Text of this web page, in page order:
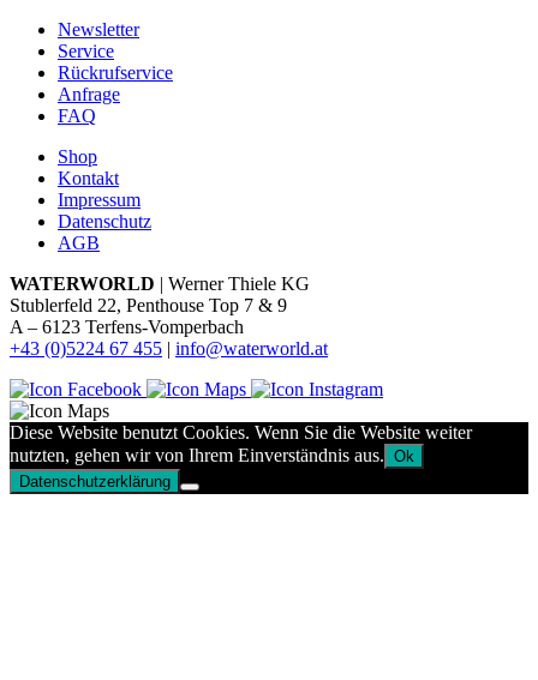
Newsletter
Service
Rückrufservice
Anfrage
FAQ
Shop
Kontakt
Impressum
Datenschutz
AGB
WATERWORLD | Werner Thiele KG
Stublerfeld 22, Penthouse Top 7 & 9
A – 6123 Terfens-Vomperbach
+43 (0)5224 67 455 | info@waterworld.at
Diese Website benutzt Cookies. Wenn Sie die Website weiter
nutzten, gehen wir von Ihrem Einverständnis aus. Ok
Datenschutzerklärung